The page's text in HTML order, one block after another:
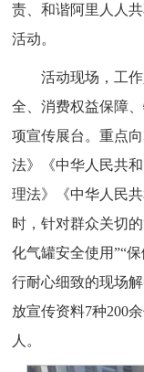
责、和谐阿里人人
活动。
活动现场，工
全、消费权益保障
项宣传展台。重点
法》《中华人民共
理法》《中华人民
时，针对群众关切
化气罐安全使用”“
行耐心细致的现场
放宣传资料7种200
人。